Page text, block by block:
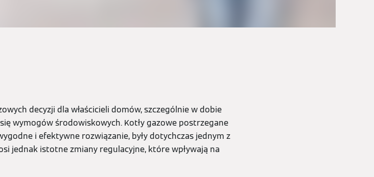
decyzji dla właścicieli domów, szczególnie w dobie
wymogów środowiskowych. Kotły gazowe postrzegane
i efektywne rozwiązanie, były dotychczas jednym z
jednak istotne zmiany regulacyjne, które wpływają na